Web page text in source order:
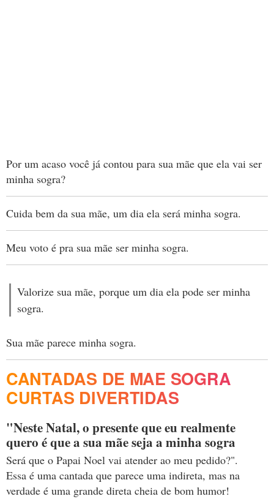
Por um acaso você já contou para sua mãe que ela vai ser
minha sogra?
Cuida bem da sua mãe, um dia ela será minha sogra.
Meu voto é pra sua mãe ser minha sogra.
Valorize sua mãe, porque um dia ela pode ser minha
sogra.
Sua mãe parece minha sogra.
CANTADAS DE MAE SOGRA
CURTAS DIVERTIDAS
"Neste Natal, o presente que eu realmente
quero é que a sua mãe seja a minha sogra
Será que o Papai Noel vai atender ao meu pedido?".
Essa é uma cantada que parece uma indireta, mas na
verdade é uma grande direta cheia de bom humor!